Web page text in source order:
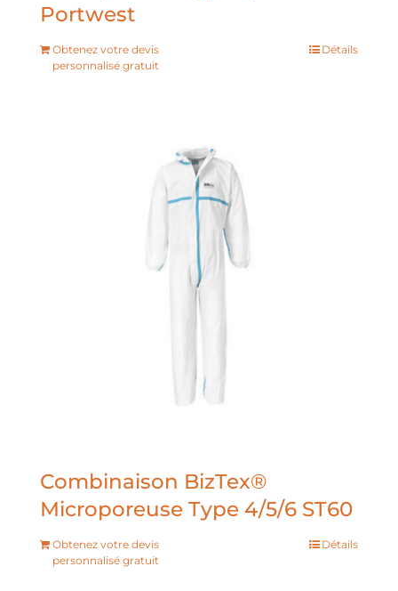
Portwest
Obtenez votre devis
personnalisé gratuit
Détails
Combinaison BizTex®
Microporeuse Type 4/5/6 ST60
Obtenez votre devis
personnalisé gratuit
Détails